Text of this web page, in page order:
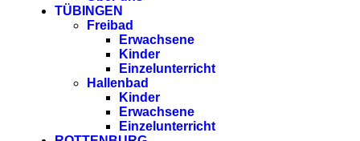
TÜBINGEN
Freibad
Erwachsene
Kinder
Einzelunterricht
Hallenbad
Kinder
Erwachsene
Einzelunterricht